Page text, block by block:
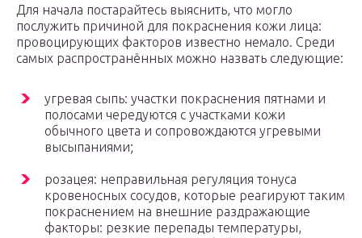
Для начала постарайтесь выяснить, что могло
послужить причиной для покраснения кожи лица:
провоцирующих факторов известно немало. Среди
самых распространённых можно назвать следующие:
угревая сыпь: участки покраснения пятнами и
полосами чередуются с участками кожи
обычного цвета и сопровождаются угревыми
высыпаниями;
розацея: неправильная регуляция тонуса
кровеносных сосудов, которые реагируют таким
покраснением на внешние раздражающие
факторы: резкие перепады температуры,